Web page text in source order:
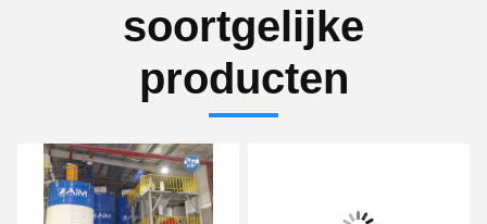
soortgelijke
producten